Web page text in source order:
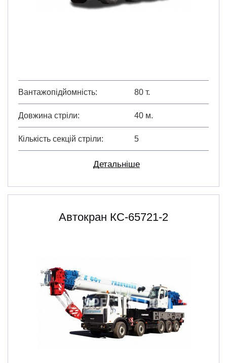
Вантажопідйомність 80 т.
Довжина стріли 40 м.
Кількість секцій стріли 5
Детальніше
Автокран КС-65721-2